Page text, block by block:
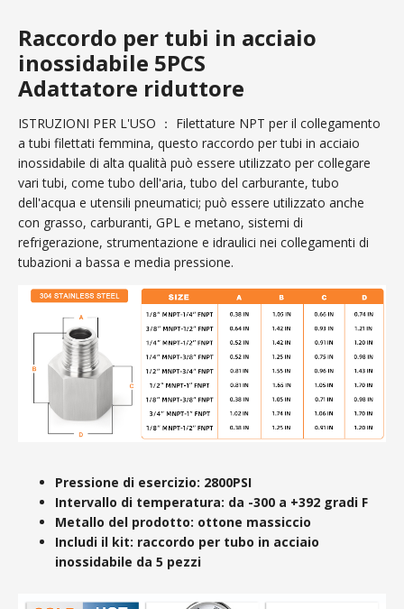
Raccordo per tubi in acciaio
inossidabile 5PCS
Adattatore riduttore
ISTRUZIONI PER L'USO ： Filettature NPT per il collegamento
a tubi filettati femmina, questo raccordo per tubi in acciaio
inossidabile di alta qualità può essere utilizzato per collegare
vari tubi, come tubo dell'aria, tubo del carburante, tubo
dell'acqua e utensili pneumatici; può essere utilizzato anche
con grasso, carburanti, GPL e metano, sistemi di
refrigerazione, strumentazione e idraulici nei collegamenti di
tubazioni a bassa e media pressione.
Pressione di esercizio: 2800PSI
Intervallo di temperatura: da -300 a +392 gradi F
Metallo del prodotto: ottone massiccio
Includi il kit: raccordo per tubo in acciaio
inossidabile da 5 pezzi